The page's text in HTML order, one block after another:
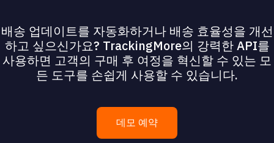
배송 업데이트를 자동화하거나 배송 효율성을 개선
하고 싶으신가요? TrackingMore의 강력한 API를
사용하면 고객의 구매 후 여정을 혁신할 수 있는 모
든 도구를 손쉽게 사용할 수 있습니다.
데모 예약